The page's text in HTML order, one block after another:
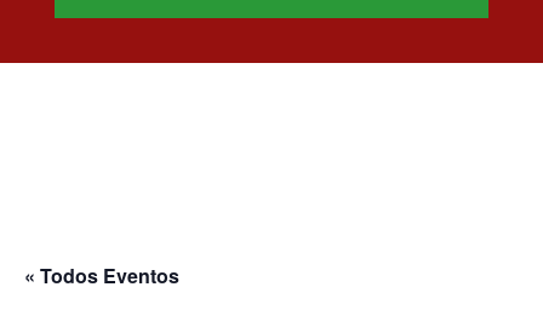
« Todos Eventos